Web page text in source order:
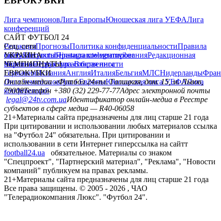
Лига чемпионовЛига ЕвропыЮношеская лига УЕФАЛига
конференций
САЙТ ФУТБОЛ 24
РедакцияПрогнозыПолитика конфиденциальностиПравила
сайтуКонтактыПравила комментированияРедакционная
политикаСтруктура собственности
Соц. сети
facebookxyoutubeinstagramtelegramviber
УКРАИНА
УкраинаПервая лигаВторая лига
ЧЕМПИОНАТЫ
ГерманияИспанияАнглияИталияБельгияМЛСНидерланды
ЕВРОКУБКИ
Лига чемпионовЛига ЕвропыЮношеская лига УЕФАЛига
конференций
Онлайн-медиа «Футбол 24»пл. Галицкая, дом. 15, м. Львов,
79008Телефон +380 (32) 229-77-77Адрес электронной почты
legal@24tv.com.uaИдентификатор онлайн-медиа в Реестре
субъектов в сфере медиа — R40-06058
21+Материалы сайта предназначены для лиц старше 21 года
При цитировании и использовании любых материалов ссылка
на "Футбол 24" обязательна. При цитировании и
использовании в сети Интернет гиперссылка на сайтт
football24.ua
обязательное. Материалы со знаком
"Спецпроект", "Партнерский материал", "Реклама", "Новости
компаний" публикуем на правах рекламы.
21+Материалы сайта предназначены для лиц старше 21 года
Все права защищены. © 2005 - 2026 , ЧАО
"Телерадиокомпания Люкс". "Футбол 24".